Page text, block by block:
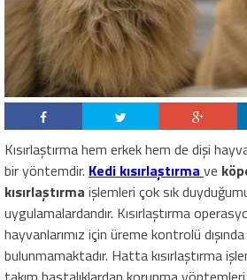
Kısırlaştırma hem erkek hem de dişi
bir yöntemdir. Kedi kısırlaştırma ve
kısırlaştırma işlemleri çok sık
uygulamalardandır. Kısırlaştırma
hayvanlarımız için üreme kontrolü
bulunmamaktadır. Hatta kısırlaştırma